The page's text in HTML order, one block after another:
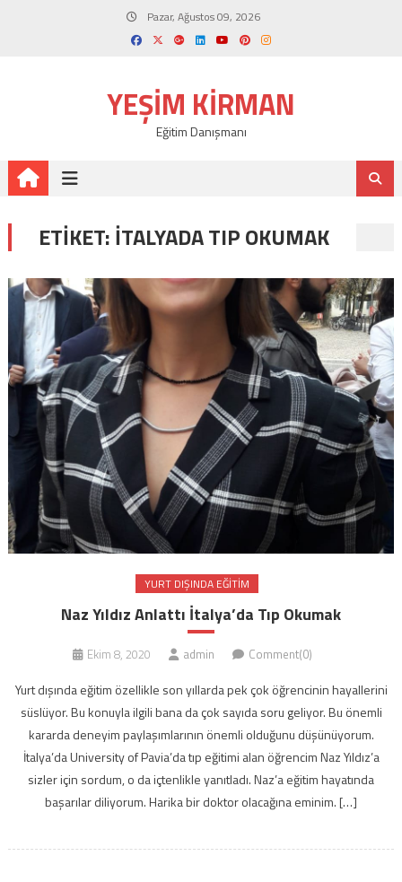
Pazar, Ağustos 09, 2026
YEŞIM KIRMAN
Eğitim Danışmanı
ETIKET:ITALYADA TIP OKUMAK
YURT DIŞINDA EĞITIM
Naz Yıldız Anlattı İtalya’da Tıp Okumak
Ekim 8, 2020 admin Comment(0)
Yurt dışında eğitim özellikle son yıllarda pek çok öğrencinin hayallerini
süslüyor. Bu konuyla ilgili bana da çok sayıda soru geliyor. Bu önemli
kararda deneyim paylaşımlarının önemli olduğunu düşünüyorum.
İtalya’da University of Pavia’da tıp eğitimi alan öğrencim Naz Yıldız’a
sizler için sordum, o da içtenlikle yanıtladı. Naz’a eğitim hayatında
başarılar diliyorum. Harika bir doktor olacağına eminim. […]